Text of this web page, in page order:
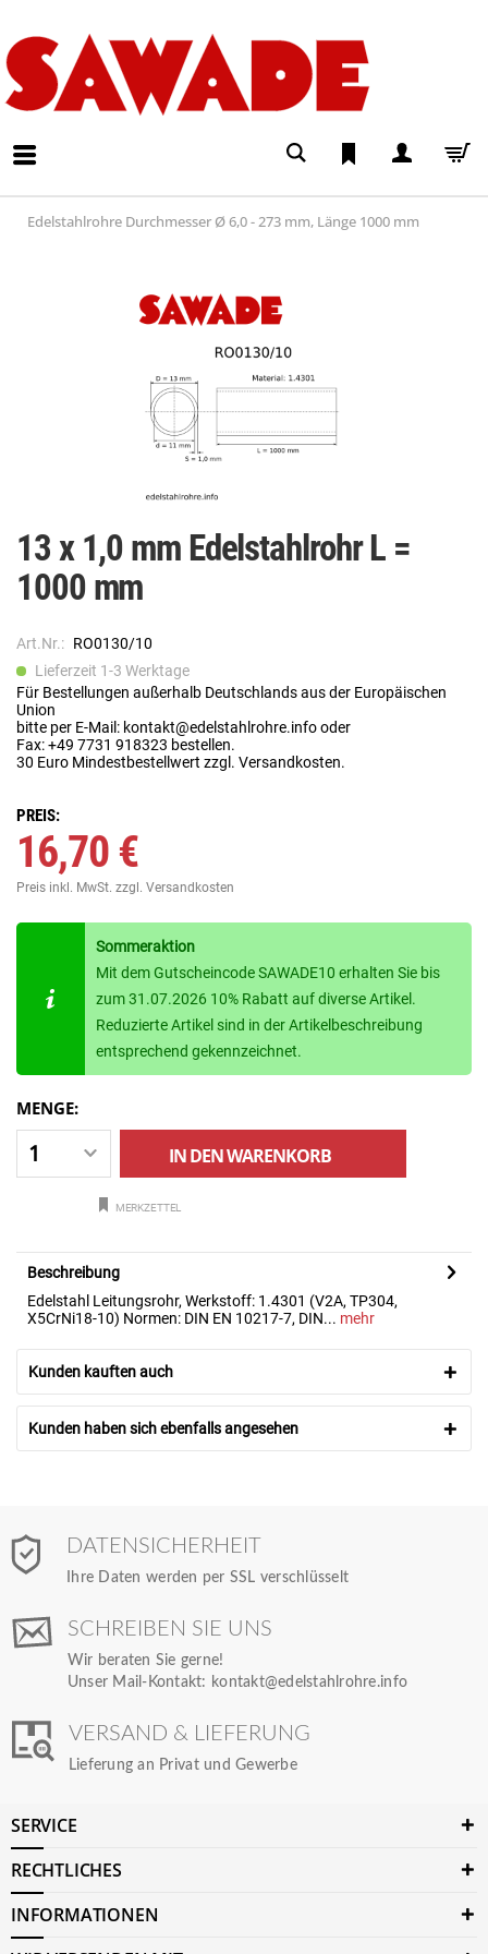
Edelstahlrohre Durchmesser Ø 6,0 - 273 mm, Länge 1000 mm
13 x 1,0 mm Edelstahlrohr L =
1000 mm
Art.Nr.: RO0130/10
Lieferzeit 1-3 Werktage
Für Bestellungen außerhalb Deutschlands aus der Europäischen
Union
bitte per E-Mail: kontakt@edelstahlrohre.info oder
Fax: +49 7731 918323 bestellen.
30 Euro Mindestbestellwert zzgl. Versandkosten.
PREIS:
16,70 €
Preis inkl. MwSt. zzgl. Versandkosten
Sommeraktion
Mit dem Gutscheincode SAWADE10 erhalten Sie bis
zum 31.07.2026 10% Rabatt auf diverse Artikel.
Reduzierte Artikel sind in der Artikelbeschreibung
entsprechend gekennzeichnet.
MENGE:
IN DENWARENKORB
MERKZETTEL
Beschreibung
Edelstahl Leitungsrohr, Werkstoff: 1.4301 (V2A, TP304,
X5CrNi18-10) Normen: DIN EN 10217-7, DIN... mehr
Kunden kauften auch
Kunden haben sich ebenfalls angesehen
DATENSICHERHEIT
Ihre Daten werden per SSL verschlüsselt
SCHREIBEN SIE UNS
Wir beraten Sie gerne!
Unser Mail-Kontakt: kontakt@edelstahlrohre.info
VERSAND & LIEFERUNG
Lieferung an Privat und Gewerbe
SERVICE
RECHTLICHES
INFORMATIONEN